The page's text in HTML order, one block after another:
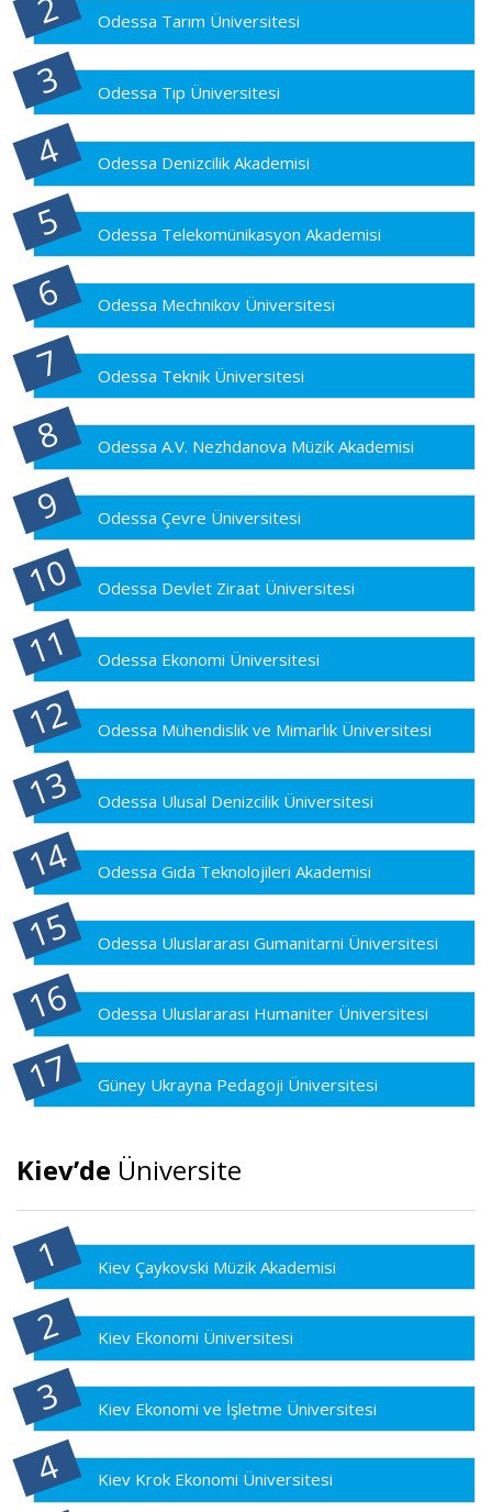
Odessa Tarım Üniversitesi
Odessa Tıp Üniversitesi
Odessa Denizcilik Akademisi
Odessa Telekomünikasyon Akademisi
Odessa Mechnikov Üniversitesi
Odessa Teknik Üniversitesi
Odessa A.V. Nezhdanova Müzik Akademisi
Odessa Çevre Üniversitesi
Odessa Devlet Ziraat Üniversitesi
Odessa Ekonomi Üniversitesi
Odessa Mühendislik ve Mimarlık Üniversitesi
Odessa Ulusal Denizcilik Üniversitesi
Odessa Gıda Teknolojileri Akademisi
Odessa Uluslararası Gumanitarni Üniversitesi
Odessa Uluslararası Humaniter Üniversitesi
Güney Ukrayna Pedagoji Üniversitesi
Kiev’de Üniversite
Kiev Çaykovski Müzik Akademisi
Kiev Ekonomi Üniversitesi
Kiev Ekonomi ve İşletme Üniversitesi
Kiev Krok Ekonomi Üniversitesi